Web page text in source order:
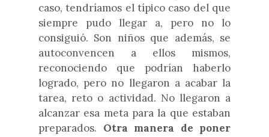
caso, tendríamos el típico caso del que
siempre pudo llegar a, pero no lo
consiguió. Son niños que además, se
autoconvencen a ellos mismos,
reconociendo que podrían haberlo
logrado, pero no llegaron a acabar la
tarea, reto o actividad. No llegaron a
alcanzar esa meta para la que estaban
preparados. Otra manera de poner